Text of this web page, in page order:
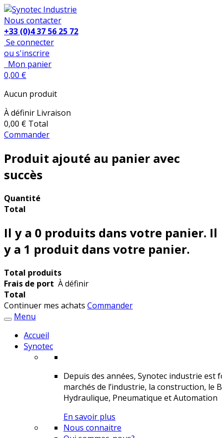
Nous contacter
+33 (0)4 37 56 25 72
Se connecter
ou s'inscrire
Mon panier
0,00 €
Aucun produit
À définir Livraison
0,00 € Total
Commander
Produit ajouté au panier avec
succès
Quantité
Total
Il y a 0 produits dans votre panier. Il
y a 1 produit dans votre panier.
Total produits
Frais de port À définir
Total
Continuer mes achats Commander
Menu
Accueil
Synotec
Depuis des années, Synotec industrie
marchés de l’industrie, la construction, le
Hydraulique, Pneumatique et Automation
En savoir plus
Nous connaitre